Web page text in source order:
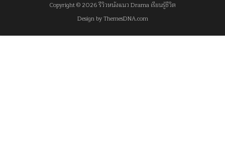
Copyright © 2026 รีวิวหนังแนว Drama เรียนรู้ชีวิต
Design by ThemesDNA.com